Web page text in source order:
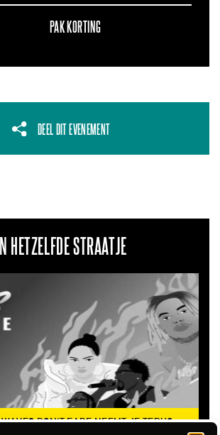
PAK KORTING
DEEL DIT EVENEMENT
IN HETZELFDE STRAATJE
WAVES DON'T FADE NEEMT JE TERUG